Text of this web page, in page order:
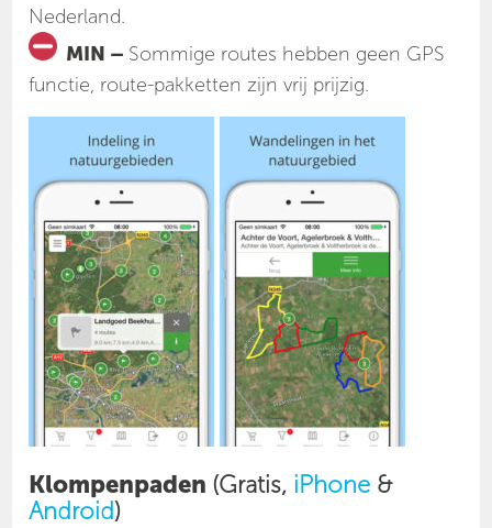
Nederland.
MIN – Sommige routes hebben geen GPS
functie, route-pakketten zijn vrij prijzig.
Klompenpaden (Gratis, iPhone &
Android)